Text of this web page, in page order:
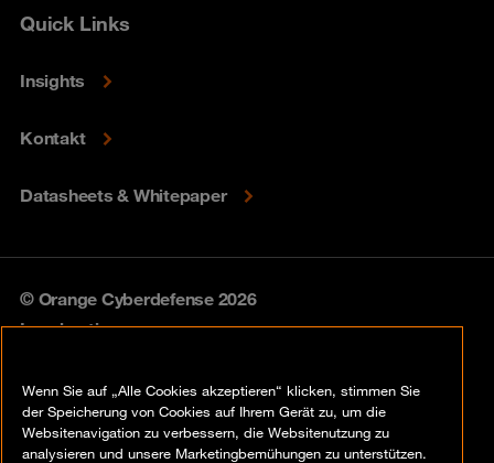
Quick Links
Insights
Kontakt
Datasheets & Whitepaper
© Orange Cyberdefense 2026
Legal notice
Vulnerability policy
Wenn Sie auf „Alle Cookies akzeptieren“ klicken, stimmen Sie
der Speicherung von Cookies auf Ihrem Gerät zu, um die
Websitenavigation zu verbessern, die Websitenutzung zu
analysieren und unsere Marketingbemühungen zu unterstützen.